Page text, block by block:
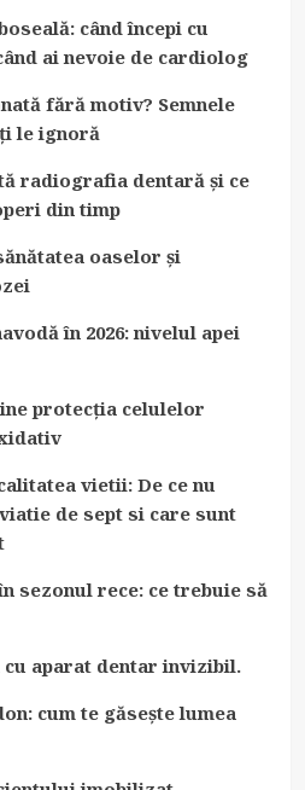
când începi cu
ai nevoie de cardiolog
fără motiv? Semnele
le ignoră
radiografia dentară și ce
din timp
oaselor și
în 2026: nivelul apei
protecția celulelor
vietii: De ce nu
de sept si care sunt
sezonul rece: ce trebuie să
aparat dentar invizibil.
cum te găsește lumea